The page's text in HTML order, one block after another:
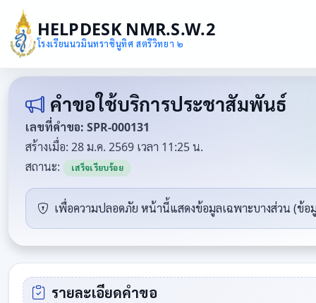
HELPDESK NMR.S.W.2
โรงเรียนนวมินทราชินูทิศ สตรีวิทยา ๒
คำขอใช้บริการประชาสัมพันธ์
เลขที่คำขอ: SPR-000131
สร้างเมื่อ: 28 ม.ค. 2569 เวลา 11:25 น.
สถานะ:
เสร็จเรียบร้อย
เพื่อความปลอดภัย หน้านี้แสดงข้อมูลเฉพาะบางส่วน (ข้
รายละเอียดคำขอ